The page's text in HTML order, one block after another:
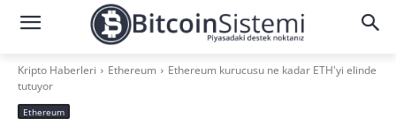
Kripto Haberleri Ethereum
Ethereum kurucusu ne kadar ETH'yi elinde
tutuyor
Ethereum